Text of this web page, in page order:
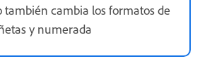
también cambia los formatos de
y numerada